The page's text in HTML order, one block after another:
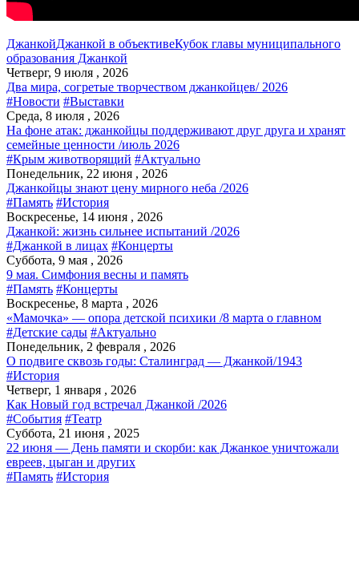
ДжанкойДжанкой в объективеКубок главы муниципального
образования Джанкой
Четверг, 9 июля , 2026
Два мира, согретые творчеством джанкойцев/ 2026
#Новости #Выставки
Среда, 8 июля , 2026
На фоне атак: джанкойцы поддерживают друг друга и хранят
семейные ценности /июль 2026
#Крым животворящий #Актуально
Понедельник, 22 июня , 2026
Джанкойцы знают цену мирного неба /2026
#Память #История
Воскресенье, 14 июня , 2026
Джанкой: жизнь сильнее испытаний /2026
#Джанкой в лицах #Концерты
Суббота, 9 мая , 2026
9 мая. Симфония весны и память
#Память #Концерты
Воскресенье, 8 марта , 2026
«Мамочка» — опора детской психики /8 марта о главном
#Детские сады #Актуально
Понедельник, 2 февраля , 2026
О подвиге сквозь годы: Сталинград — Джанкой/1943
#История
Четверг, 1 января , 2026
Как Новый год встречал Джанкой /2026
#События #Театр
Суббота, 21 июня , 2025
22 июня — День памяти и скорби: как Джанкое уничтожали
евреев, цыган и других
#Память #История